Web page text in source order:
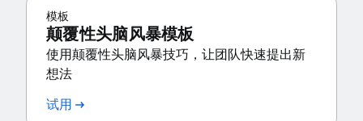
模板
颠覆性头脑风暴模板
使用颠覆性头脑风暴技巧，让团队快速提出新
想法
试用